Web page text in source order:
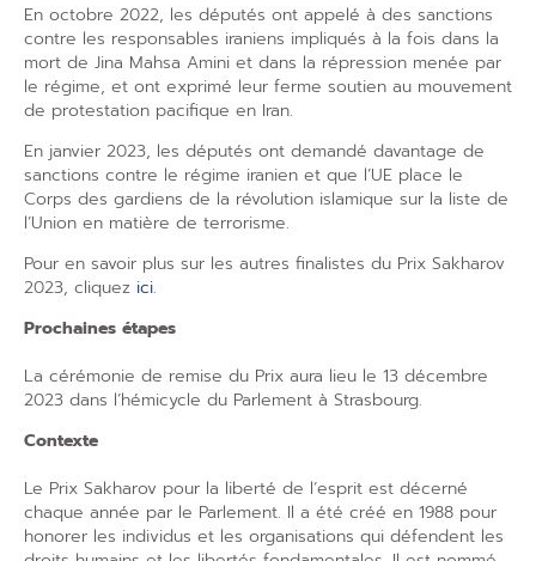
En octobre 2022, les députés ont appelé à des sanctions
contre les responsables iraniens impliqués à la fois dans la
mort de Jina Mahsa Amini et dans la répression menée par
le régime, et ont exprimé leur ferme soutien au mouvement
de protestation pacifique en Iran.
En janvier 2023, les députés ont demandé davantage de
sanctions contre le régime iranien et que l’UE place le
Corps des gardiens de la révolution islamique sur la liste de
l’Union en matière de terrorisme.
Pour en savoir plus sur les autres finalistes du Prix Sakharov
2023, cliquez ici.
Prochaines étapes
La cérémonie de remise du Prix aura lieu le 13 décembre
2023 dans l’hémicycle du Parlement à Strasbourg.
Contexte
Le Prix Sakharov pour la liberté de l’esprit est décerné
chaque année par le Parlement. Il a été créé en 1988 pour
honorer les individus et les organisations qui défendent les